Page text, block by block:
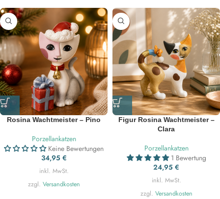
Rosina Wachtmeister – Pino
Porzellankatzen
Keine Bewertungen
34,95 €
inkl. MwSt.
zzgl. Versandkosten
Figur Rosina Wachtmeister –
Clara
Porzellankatzen
1 Bewertung
24,95 €
inkl. MwSt.
zzgl. Versandkosten